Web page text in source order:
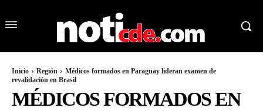
Inicio Región
Médicos formados en Paraguay lideran examen de
revalidación en Brasil
MÉDICOS FORMADOS EN